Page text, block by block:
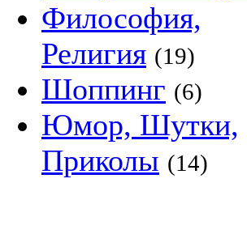
Философия,
Религия (19)
Шоппинг (6)
Юмор, Шутки,
Приколы (14)